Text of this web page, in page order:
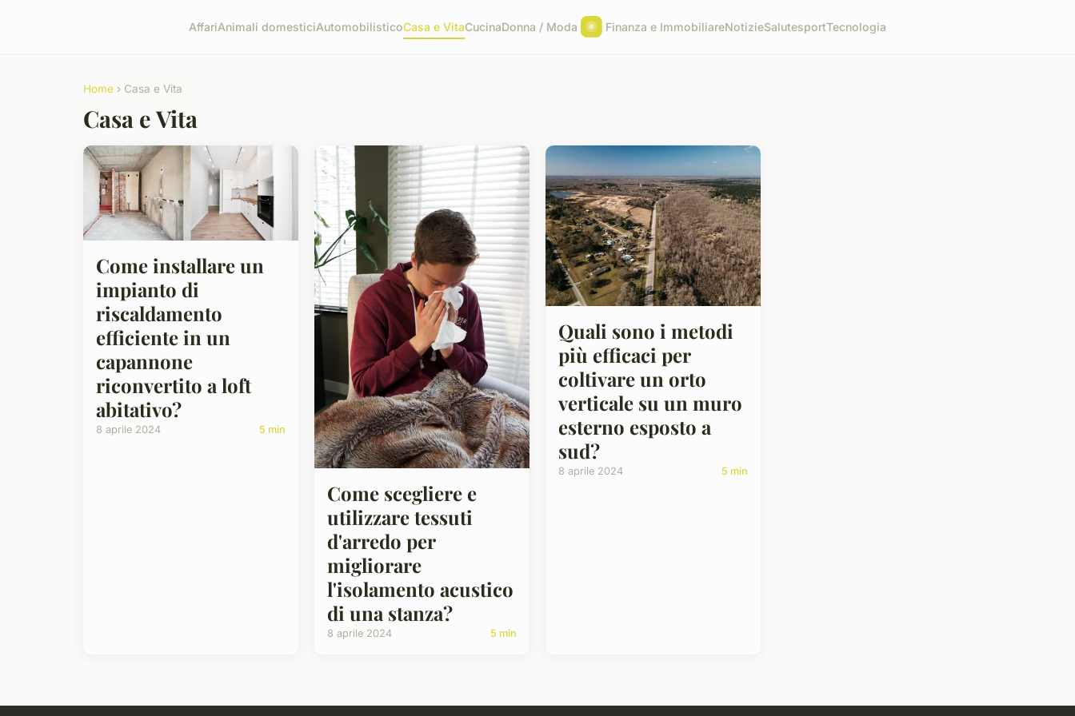
AffariAnimali domesticiAutomobilisticoCasa e VitaCucinaDonna / Moda Finanza e ImmobiliareNotizieSalutesportTecnologia
Home › Casa e Vita
Casa e Vita
Come installare un
impianto di
riscaldamento
efficiente in un
capannone
riconvertito a loft
abitativo?
8 aprile 2024 5 min
Come scegliere e
utilizzare tessuti
d'arredo per
migliorare
l'isolamento acustico
di una stanza?
8 aprile 2024 5 min
Quali sono i metodi
più efficaci per
coltivare un orto
verticale su un muro
esterno esposto a
sud?
8 aprile 2024 5 min